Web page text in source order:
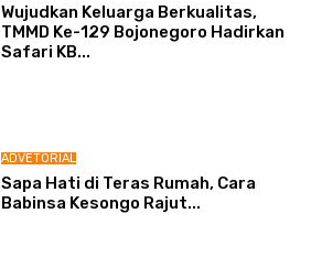
Wujudkan Keluarga Berkualitas,
TMMD Ke-129 Bojonegoro Hadirkan
Safari KB...
ADVETORIAL
Sapa Hati di Teras Rumah, Cara
Babinsa Kesongo Rajut...